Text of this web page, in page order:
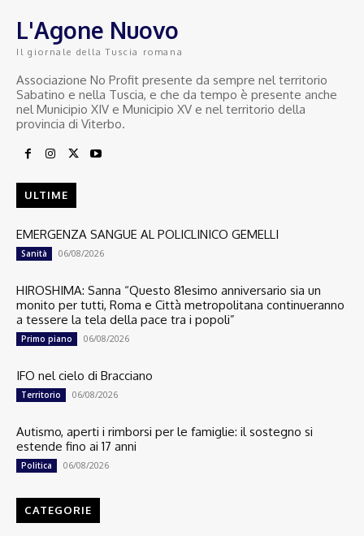
L'Agone Nuovo
Il giornale della Tuscia romana
Associazione No Profit presente da sempre nel territorio
Sabatino e nella Tuscia, e che da tempo è presente anche
nel Municipio XIV e Municipio XV e nel territorio della
provincia di Viterbo.
ULTIME
EMERGENZA SANGUE AL POLICLINICO GEMELLI
Sanità 06/08/2026
HIROSHIMA: Sanna “Questo 81esimo anniversario sia un
monito per tutti, Roma e Città metropolitana continueranno
a tessere la tela della pace tra i popoli”
Primo piano 06/08/2026
IFO nel cielo di Bracciano
Territorio 06/08/2026
Autismo, aperti i rimborsi per le famiglie: il sostegno si
estende fino ai 17 anni
Politica 06/08/2026
CATEGORIE